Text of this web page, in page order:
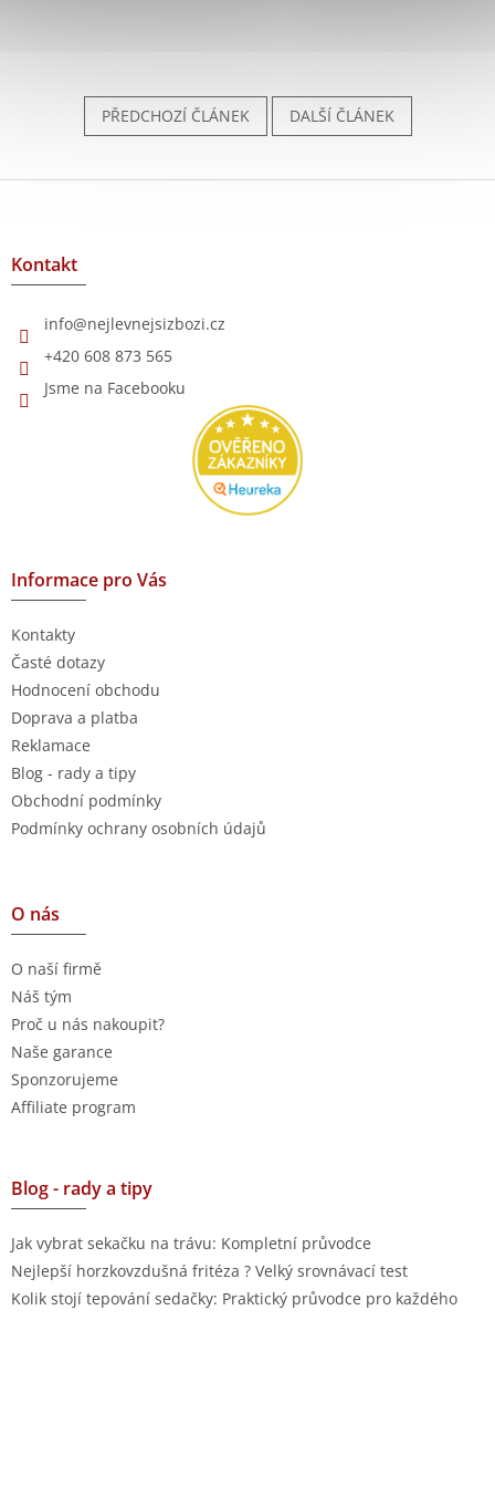
PŘEDCHOZÍ ČLÁNEK DALŠÍ ČLÁNEK
Z
Kontakt
info@nejlevnejsizbozi.cz
+420 608 873 565
Jsme na Facebooku
Informace pro Vás
Kontakty
Časté dotazy
Hodnocení obchodu
Doprava a platba
Reklamace
Blog - rady a tipy
Obchodní podmínky
Podmínky ochrany osobních údajů
O nás
O naší firmě
Náš tým
Proč u nás nakoupit?
Naše garance
Sponzorujeme
Affiliate program
Blog - rady a tipy
Jak vybrat sekačku na trávu: Kompletní průvodce
Nejlepší horzkovzdušná fritéza ? Velký srovnávací test
Kolik stojí tepování sedačky: Praktický průvodce pro každého